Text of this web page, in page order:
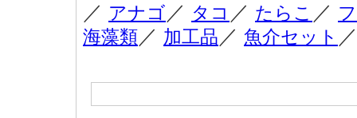
／ アナゴ ／ タコ ／ たらこ ／
海藻類／ 加工品 ／ 魚介セット ／